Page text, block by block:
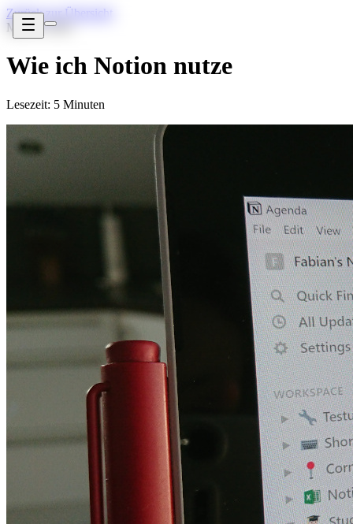
Zurück zur Übersicht
Mai 30, 2021
Wie ich Notion nutze
Lesezeit: 5 Minuten